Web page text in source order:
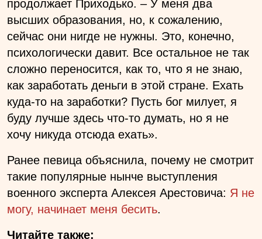
продолжает Приходько. – У меня два
высших образования, но, к сожалению,
сейчас они нигде не нужны. Это, конечно,
психологически давит. Все остальное не так
сложно переносится, как то, что я не знаю,
как заработать деньги в этой стране. Ехать
куда-то на заработки? Пусть бог милует, я
буду лучше здесь что-то думать, но я не
хочу никуда отсюда ехать».
Ранее певица объяснила, почему не смотрит
такие популярные нынче выступления
военного эксперта Алексея Арестовича: Я не
могу, начинает меня бесить.
Читайте также: